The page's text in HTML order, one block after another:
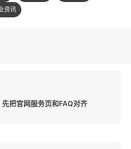
资讯
把官网服务页和FAQ对齐